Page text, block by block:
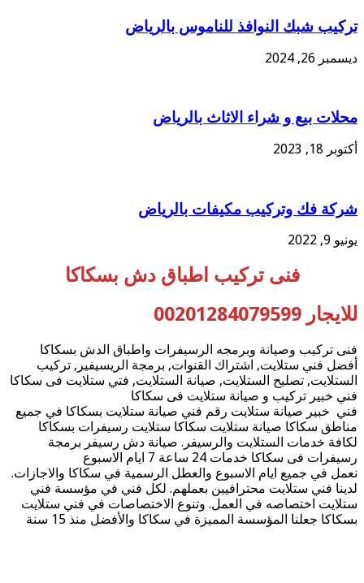
تركيب شبك النوافذ للناموس بالرياض
ديسمبر 26, 2024
محلات بيع و شراء الاثاث بالرياض
أكتوبر 18, 2023
شركة فك وتركيب مكيفات بالرياض
يونيو 9, 2022
فنى تركيب اطباق دش بسكاكا
للايجار 00201284079599
فنى تركيب وصيانة وبرمجه الرسيفرات واطباق الدش بسكاكا
أفضل فني ستلايت, اشتراك القنوات, برمجة الريسيفير, تركيب
الستلايت, تصليح الستلايت, صيانة الستلايت, فتي ستلايت فى سكاكا
فني خبير تركيب و صيانة ستلايت فى سكاكا
فني خبير صيانة ستلايت رقم فني صيانة ستلايت بسكاكا في جميع
مناطق سكاكا صيانة ستلايت سكاكا ستلايت رسيفرات بسكاكا
لكافة خدمات الستلايت والرسيفر. صيانة دش رسيفر برمجة
رسيفرات فى سكاكا خدمات 24 ساعة 7 ايام الاسبوع
نعمل في جميع ايام الاسبوع والعطل الرسمية في سكاكا والاجازات.
لدينا فني ستلايت محترافيين بعملهم. لكل فني في مؤسسة فني
ستلايت اختصاصه في العمل. وتنوع الاختصاصات في فني ستلايت
بسكاكا جعلنا المؤسسة المميزة في سكاكا والأفضل منذ 15 سنة